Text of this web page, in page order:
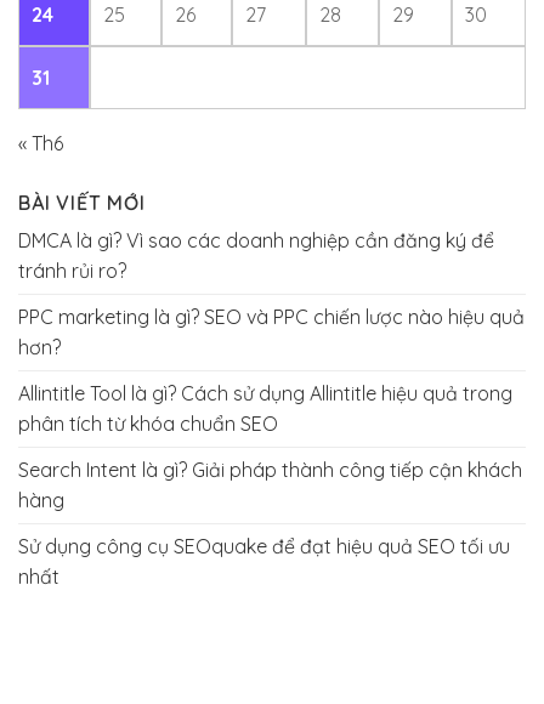
24 25 26 27 28 29 30
31
« Th6
BÀI VIẾT MỚI
DMCA là gì? Vì sao các doanh nghiệp cần đăng ký để
tránh rủi ro?
PPC marketing là gì? SEO và PPC chiến lược nào hiệu quả
hơn?
Allintitle Tool là gì? Cách sử dụng Allintitle hiệu quả trong
phân tích từ khóa chuẩn SEO
Search Intent là gì? Giải pháp thành công tiếp cận khách
hàng
Sử dụng công cụ SEOquake để đạt hiệu quả SEO tối ưu
nhất